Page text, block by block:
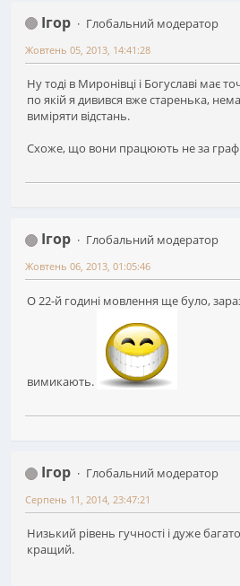
Ігор
Глобальний модератор
Жовтень 05, 2013, 14:41:28
Ну тоді в Миронівці і Богуславі має
по якій я дивився вже старенька,
виміряти відстань.
Схоже, що вони працюють не за
Ігор
Глобальний модератор
Жовтень 06, 2013, 01:05:46
О 22-й годині мовлення ще було,
вимикають.
Ігор
Глобальний модератор
Серпень 11, 2014, 23:47:21
Низький рівень гучності і дуже
кращий.